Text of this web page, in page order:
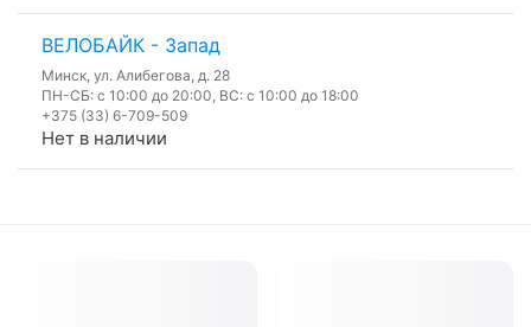
ВЕЛОБАЙК - Запад
Минск, ул. Алибегова, д. 28
ПН-СБ: с 10:00 до 20:00, ВС: с 10:00 до 18:00
+375 (33) 6-709-509
Нет в наличии